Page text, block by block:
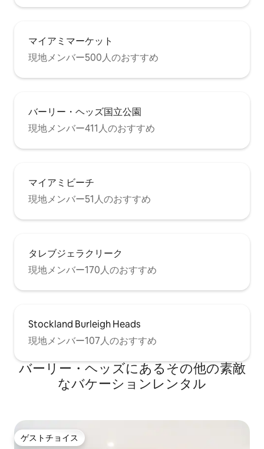
マイアミマーケット
現地メンバー500人のおすすめ
バーリー・ヘッズ国立公園
現地メンバー411人のおすすめ
マイアミビーチ
現地メンバー51人のおすすめ
タレブジェラクリーク
現地メンバー170人のおすすめ
Stockland Burleigh Heads
現地メンバー107人のおすすめ
バーリー・ヘッズにあるその他の素敵
なバケーションレンタル
ゲストチョイス
ゲストチョイス